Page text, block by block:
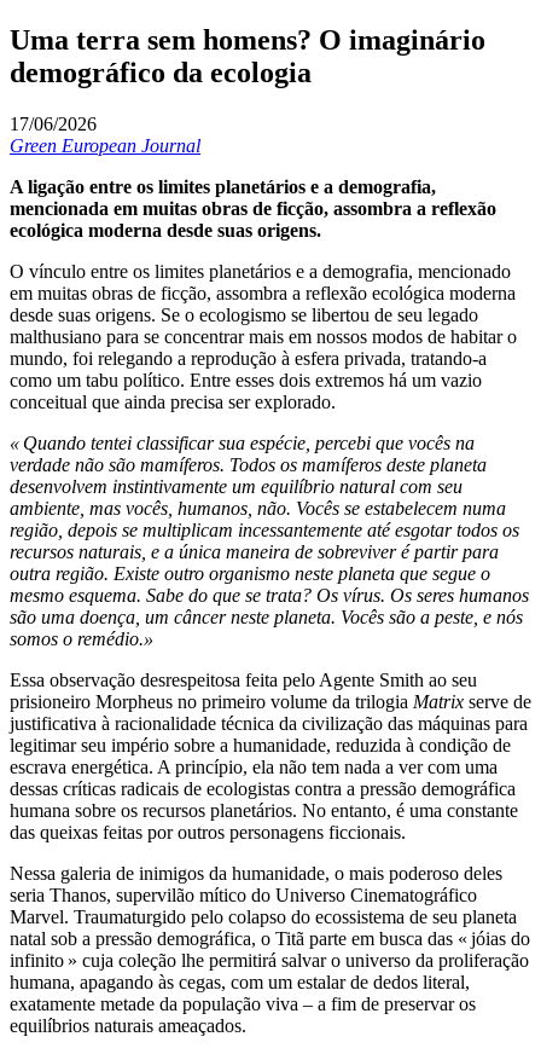
Uma terra sem homens? O imaginário
demográfico da ecologia
17/06/2026
Green European Journal
A ligação entre os limites planetários e a demografia,
mencionada em muitas obras de ficção, assombra a reflexão
ecológica moderna desde suas origens.
O vínculo entre os limites planetários e a demografia, mencionado
em muitas obras de ficção, assombra a reflexão ecológica moderna
desde suas origens. Se o ecologismo se libertou de seu legado
malthusiano para se concentrar mais em nossos modos de habitar o
mundo, foi relegando a reprodução à esfera privada, tratando-a
como um tabu político. Entre esses dois extremos há um vazio
conceitual que ainda precisa ser explorado.
« Quando tentei classificar sua espécie, percebi que vocês na
verdade não são mamíferos. Todos os mamíferos deste planeta
desenvolvem instintivamente um equilíbrio natural com seu
ambiente, mas vocês, humanos, não. Vocês se estabelecem numa
região, depois se multiplicam incessantemente até esgotar todos os
recursos naturais, e a única maneira de sobreviver é partir para
outra região. Existe outro organismo neste planeta que segue o
mesmo esquema. Sabe do que se trata? Os vírus. Os seres humanos
são uma doença, um câncer neste planeta. Vocês são a peste, e nós
somos o remédio.»
Essa observação desrespeitosa feita pelo Agente Smith ao seu
prisioneiro Morpheus no primeiro volume da trilogia Matrix serve de
justificativa à racionalidade técnica da civilização das máquinas para
legitimar seu império sobre a humanidade, reduzida à condição de
escrava energética. A princípio, ela não tem nada a ver com uma
dessas críticas radicais de ecologistas contra a pressão demográfica
humana sobre os recursos planetários. No entanto, é uma constante
das queixas feitas por outros personagens ficcionais.
Nessa galeria de inimigos da humanidade, o mais poderoso deles
seria Thanos, supervilão mítico do Universo Cinematográfico
Marvel. Traumaturgido pelo colapso do ecossistema de seu planeta
natal sob a pressão demográfica, o Titã parte em busca das « jóias do
infinito » cuja coleção lhe permitirá salvar o universo da proliferação
humana, apagando às cegas, com um estalar de dedos literal,
exatamente metade da população viva – a fim de preservar os
equilíbrios naturais ameaçados.